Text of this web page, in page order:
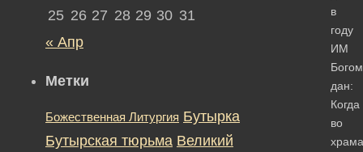
в
году
ИМ
Богом
дан:
Когда
во
25 26 27 28 29 30 31
« Апр
Метки
Божественная Литургия Бутырка
Бутырская тюрьма Великий